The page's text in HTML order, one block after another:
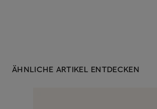
ÄHNLICHE ARTIKEL ENTDECKEN